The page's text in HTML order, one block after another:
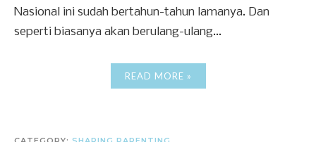
Nasional ini sudah bertahun-tahun lamanya. Dan
seperti biasanya akan berulang-ulang...
READ MORE »